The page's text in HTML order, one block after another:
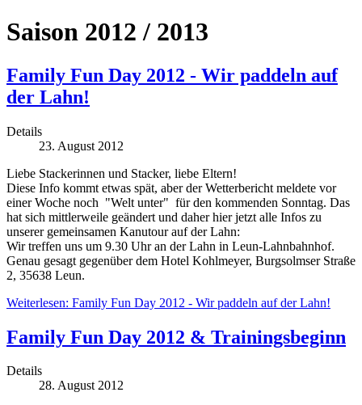
Saison 2012 / 2013
Family Fun Day 2012 - Wir paddeln auf
der Lahn!
Details
23. August 2012
Liebe Stackerinnen und Stacker, liebe Eltern!
Diese Info kommt etwas spät, aber der Wetterbericht meldete vor
einer Woche noch "Welt unter" für den kommenden Sonntag. Das
hat sich mittlerweile geändert und daher hier jetzt alle Infos zu
unserer gemeinsamen Kanutour auf der Lahn:
Wir treffen uns um 9.30 Uhr an der Lahn in Leun-Lahnbahnhof.
Genau gesagt gegenüber dem Hotel Kohlmeyer, Burgsolmser Straße
2, 35638 Leun.
Weiterlesen: Family Fun Day 2012 - Wir paddeln auf der Lahn!
Family Fun Day 2012 & Trainingsbeginn
Details
28. August 2012